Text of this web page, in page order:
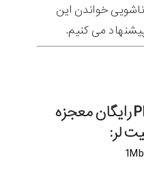
خواندن این
می کنیم.
کتاب الکترونیکی PDF رایگان معجزه
لر: